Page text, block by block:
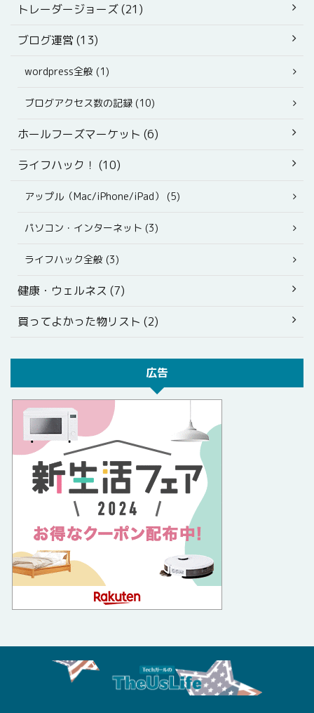
トレーダージョーズ (21)
ブログ運営 (13)
wordpress全般 (1)
ブログアクセス数の記録 (10)
ホールフーズマーケット (6)
ライフハック！ (10)
アップル（Mac/iPhone/iPad） (5)
パソコン・インターネット (3)
ライフハック全般 (3)
健康・ウェルネス (7)
買ってよかった物リスト (2)
広告